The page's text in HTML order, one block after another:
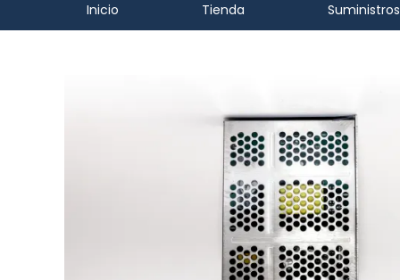
Inicio Tienda Suministros